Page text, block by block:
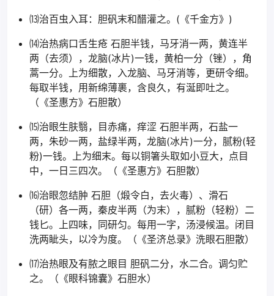
⒀治百虫入耳：胆矾末和醋灌之。(《千金方》)
⒁治热病口舌生疮 石胆半钱，马牙消一两，黄连半
两（去须），龙脑(冰片)一钱，黄柏一分（锉），角
蒿一分。上为细散，入龙脑、马牙消等，更研令细。
每取半钱，用新绵薄裹，含良久，有涎即吐之。
（《圣惠方》石胆散）
⒂治眼生肤翳，目赤痛，痒涩 石胆半两，石盐一
两，朱砂一两，盐绿半两，龙脑(冰片)一分，腻粉(轻
粉)一钱。上为细末。每以铜箸头取如小豆大，点目
中，一日三四次。（《圣惠方》石胆散）
⒃治眼忽结肿 石胆（煅令白，去火毒）、滑石
（研）各一两，秦皮半两（为末），腻粉（轻粉）二
钱匕。上四味，同研匀。每用一字，汤浸候温。闭目
洗两眦头，以冷为度。（《圣济总录》洗眼石胆散）
⒄治热眼及有脓之眼目 胆矾二分，水二合。调匀贮
之。（《眼科锦囊》石胆水）